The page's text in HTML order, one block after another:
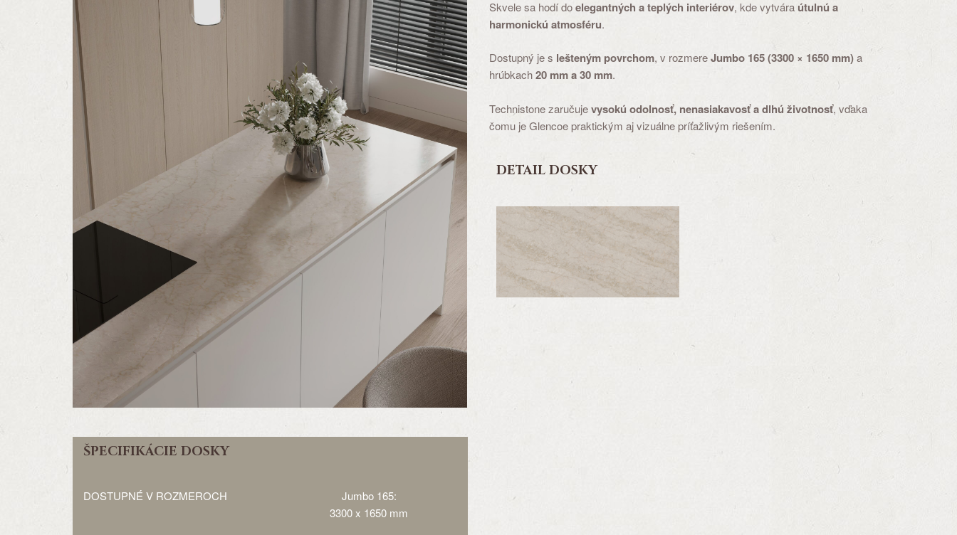
ŠPECIFIKÁCIE DOSKY
DOSTUPNÉ V ROZMEROCH
Jumbo 165:
3300 x 1650 mm
Skvele sa hodí doelegantných a teplých interiérov, kde vytvára útulnú a
harmonickú atmosféru.
Dostupný je s lešteným povrchom, v rozmereJumbo 165 (3300 × 1650 mm)a
hrúbkach20 mm a 30 mm.
Technistone zaručujevysokú odolnosť, nenasiakavosť a dlhú životnosť, vďaka
čomu je Glencoe praktickým aj vizuálne príťažlivým riešením.
DETAIL DOSKY